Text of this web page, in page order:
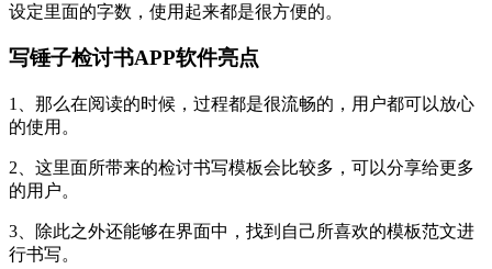
设定里面的字数，使用起来都是很方便的。
写锤子检讨书APP软件亮点
1、那么在阅读的时候，过程都是很流畅的，用户都可以放心
的使用。
2、这里面所带来的检讨书写模板会比较多，可以分享给更多
的用户。
3、除此之外还能够在界面中，找到自己所喜欢的模板范文进
行书写。